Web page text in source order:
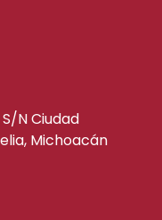
N Ciudad
Michoacán